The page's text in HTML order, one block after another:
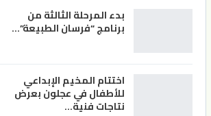
بدء المرحلة الثالثة من
برنامج “فرسان الطبيعة”…
اختتام المخيم الإبداعي
للأطفال في عجلون بعرض
نتاجات فنية…